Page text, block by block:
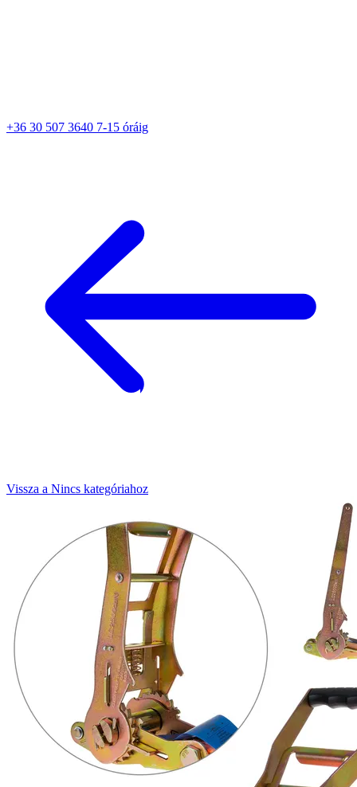
+36 30 507 3640 7-15 óráig
Vissza a Nincs kategóriahoz